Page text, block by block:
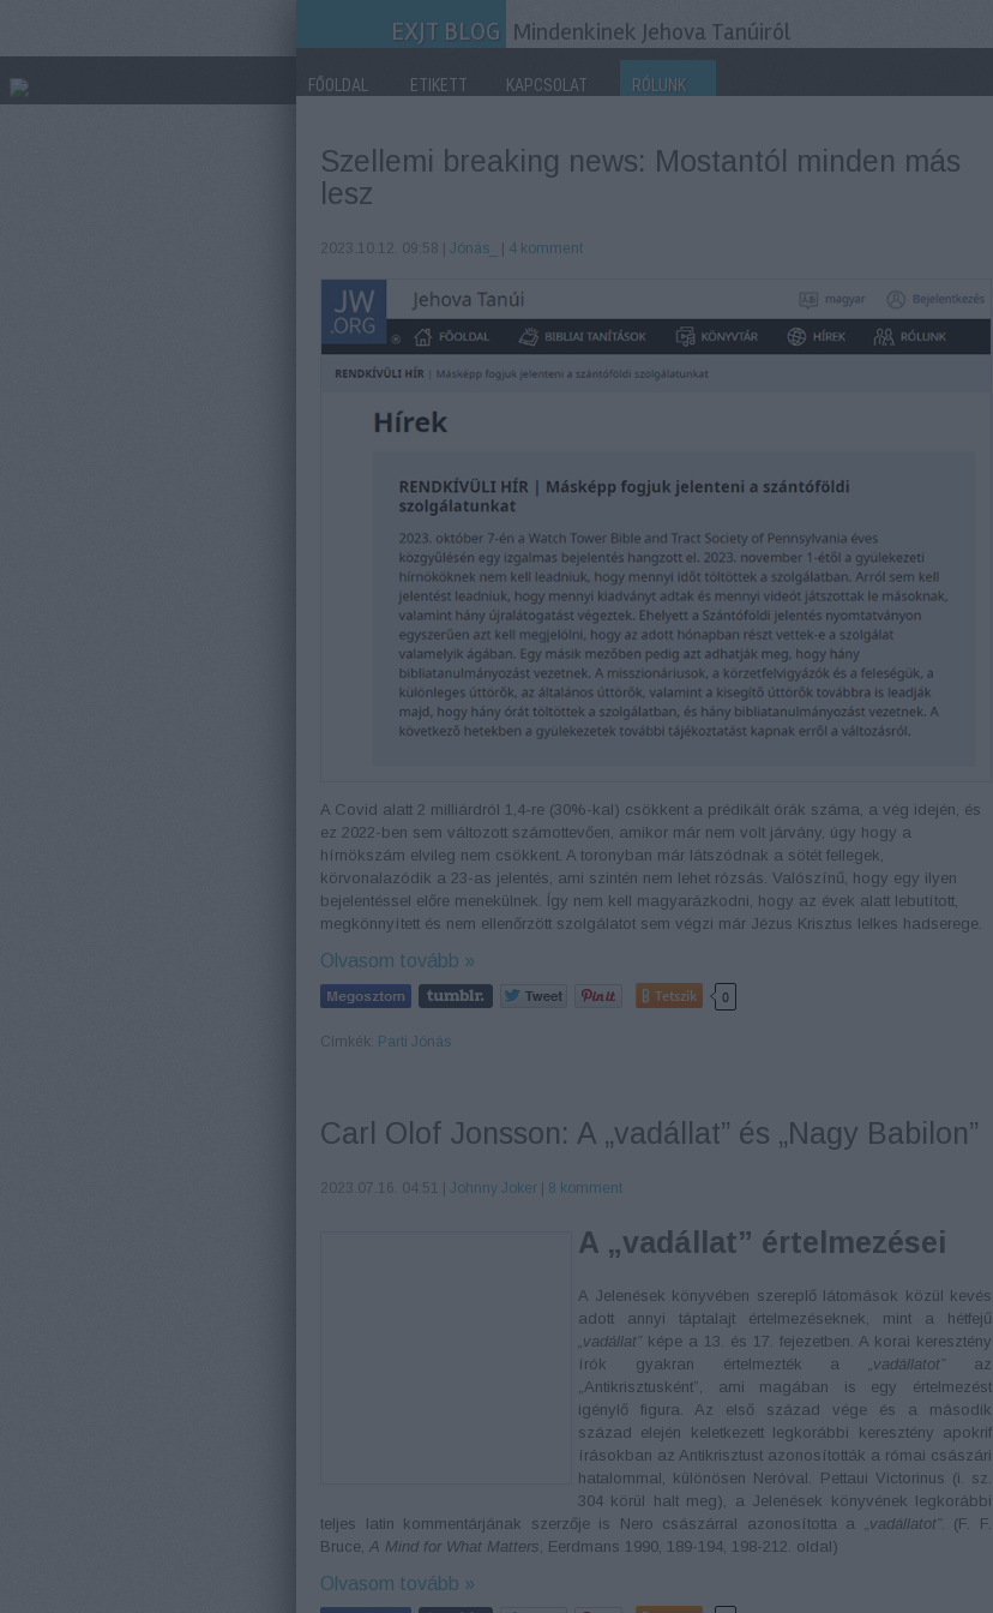
EXJT BLOG Mindenkinek Jehova Tanúiról
FŐOLDAL ETIKETT KAPCSOLAT
RÓLUNK
Szellemi breaking news: Mostantól minden más
lesz
2023.10.12. 09:58 | Jónás_ | 4 komment
A Covid alatt 2 milliárdról 1,4-re (30%-kal) csökkent a prédikált órák száma, a vég idején, és
ez 2022-ben sem változott számottevően, amikor már nem volt járvány, úgy hogy a
hírnökszám elvileg nem csökkent. A toronyban már látszódnak a sötét fellegek,
körvonalazódik a 23-as jelentés, ami szintén nem lehet rózsás. Valószínű, hogy egy ilyen
bejelentéssel előre menekülnek. Így nem kell magyarázkodni, hogy az évek alatt lebutított,
megkönnyített és nem ellenőrzött szolgálatot sem végzi már Jézus Krisztus lelkes hadserege.
Olvasom tovább »
Tetszik 0
Címkék: Parti Jónás
Carl Olof Jonsson: A „vadállat” és „Nagy Babilon”
2023.07.16. 04:51 | Johnny Joker | 8 komment
A „vadállat” értelmezései
A Jelenések könyvében szereplő látomások közül kevés
adott annyi táptalajt értelmezéseknek, mint a hétfejű
„vadállat” képe a 13. és 17. fejezetben. A korai keresztény
írók gyakran értelmezték a „vadállatot”az
„Antikrisztusként”, ami magában is egy értelmezést
igénylő figura. Az első század vége és a második
század elején keletkezett legkorábbi keresztény apokrif
írásokban az Antikrisztust azonosították a római császári
hatalommal, különösen Neróval. Pettaui Victorinus (i. sz.
304 körül halt meg), a Jelenések könyvének legkorábbi
teljes latin kommentárjának szerzője is Nero császárral azonosította a „vadállatot” . (F. F.
Bruce, A Mind for What Matters, Eerdmans 1990, 189-194, 198-212. oldal)
Olvasom tovább »